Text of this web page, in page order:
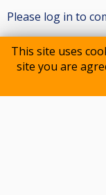
This site uses
site you are
Please log in to
Participants